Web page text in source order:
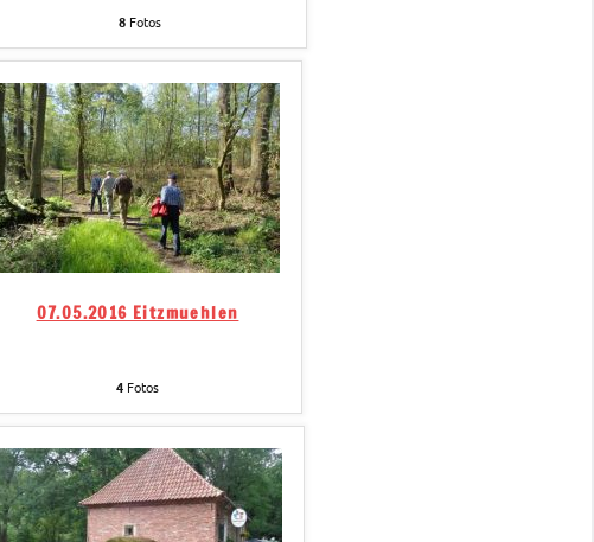
8 Fotos
07.05.2016 Eitzmuehlen
4 Fotos